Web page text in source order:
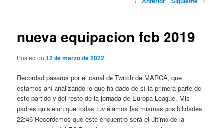
nueva equipacion fcb 2019
Posted on12 de marzo de 2022
Recordad pasaros por el canal de Twitch de MARCA, que
estamos ahí analizando lo que ha dado de sí la primera parte de
este partido y del resto de la jornada de Europa League. Mis
padres quisieron que todas tuviéramos las mismas posibilidades.
22:46 Recordemos que este encuentro será el último de la